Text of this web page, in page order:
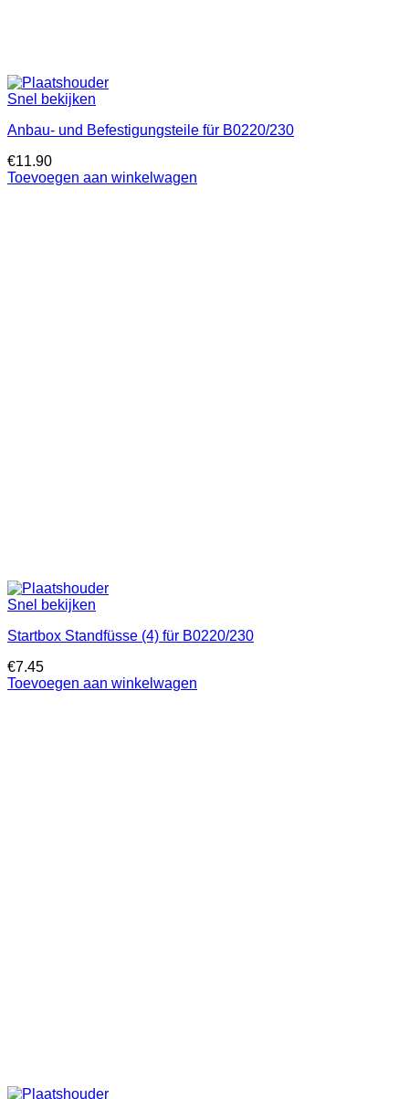
Snel bekijken
Anbau- und Befestigungsteile für B0220/230
€11.90
Toevoegen aan winkelwagen
Snel bekijken
Startbox Standfüsse (4) für B0220/230
€7.45
Toevoegen aan winkelwagen